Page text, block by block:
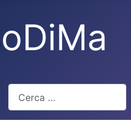
Type 2 or more characters